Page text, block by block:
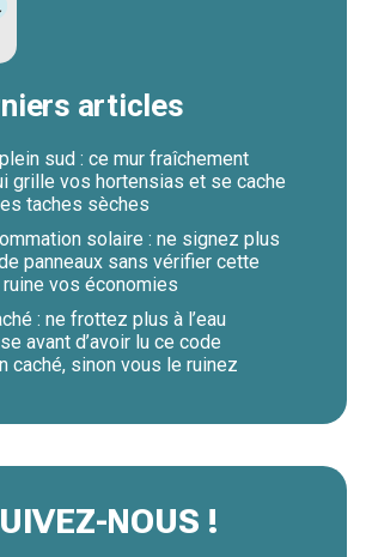
articles
sud : ce mur fraîchement
grille vos hortensias et se cache
taches sèches
solaire : ne signez plus
panneaux sans vérifier cette
vos économies
: ne frottez plus à l’eau
avant d’avoir lu ce code
caché, sinon vous le ruinez
NOUS !